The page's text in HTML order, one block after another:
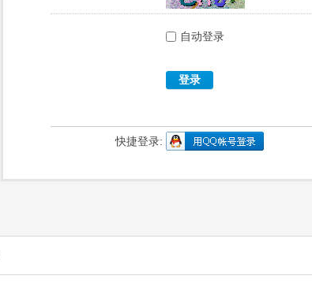
自动登录
登录
快捷登录: